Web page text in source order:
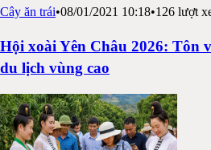
Cây ăn trái•08/01/2021 10:18•126 lượt
Hội xoài Yên Châu 2026: Tôn
du lịch vùng cao